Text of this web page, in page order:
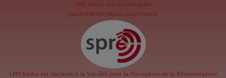
LM7 Radio est Homologuée
par la SACEM depuis sa création
LM7 Radio est déclarée à la Société pour la Perception de la Rémunération